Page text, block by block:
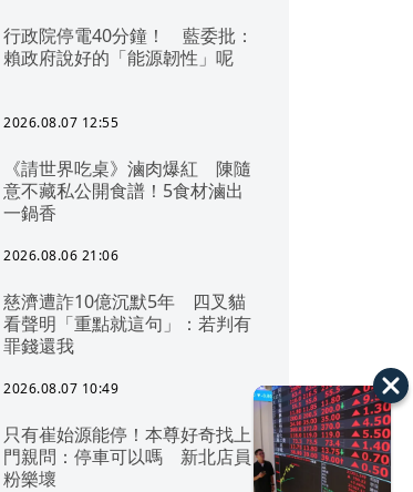
行政院停電40分鐘！ 藍委批：
賴政府說好的「能源韌性」呢
2026.08.07 12:55
《請世界吃桌》滷肉爆紅 陳隨
意不藏私公開食譜！5食材滷出
一鍋香
2026.08.06 21:06
慈濟遭詐10億沉默5年 四叉貓
看聲明「重點就這句」：若判有
罪錢還我
2026.08.07 10:49
只有崔始源能停！本尊好奇找上
門親問：停車可以嗎 新北店員
粉樂壞